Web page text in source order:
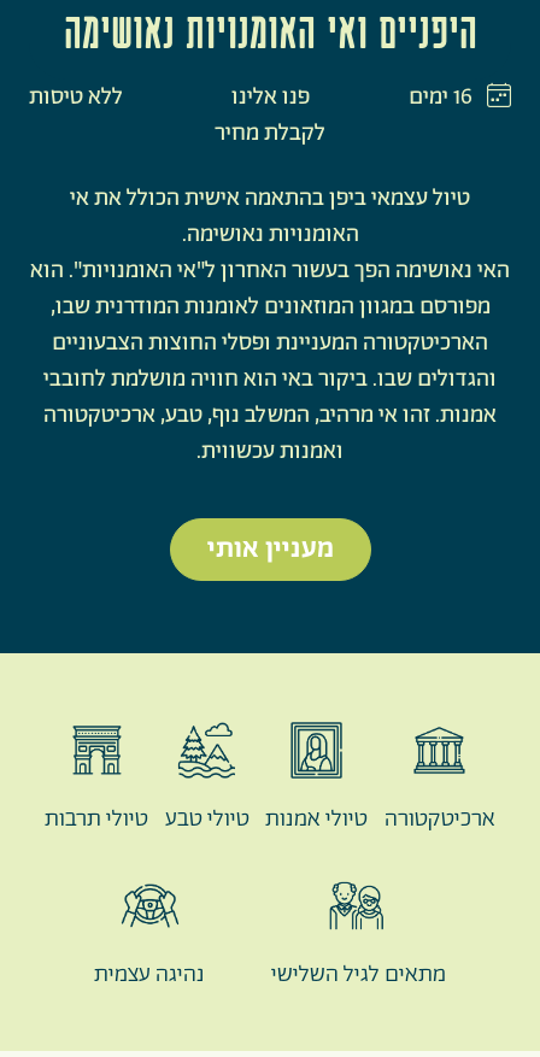
היפניים ואי האומנויות נאושימה
פנו אלינו
לקבלת מחיר
ללא טיסות
טיול עצמאי ביפן בהתאמה אישית הכולל את אי
האומנויות נאושימה.
האי נאושימה הפך בעשור האחרון ל"אי האומנויות". הוא
מפורסם במגוון המוזאונים לאומנות המודרנית שבו,
הארכיטקטורה המעניינת ופסלי החוצות הצבעוניים
והגדולים שבו. ביקור באי הוא חוויה מושלמת לחובבי
אמנות. זהו אי מרהיב, המשלב נוף, טבע, ארכיטקטורה
ואמנות עכשווית.
מעניין אותי
ארכיטקטורה טיולי אמנות טיולי טבע טיולי תרבות
מתאים לגיל השלישי נהיגה עצמית